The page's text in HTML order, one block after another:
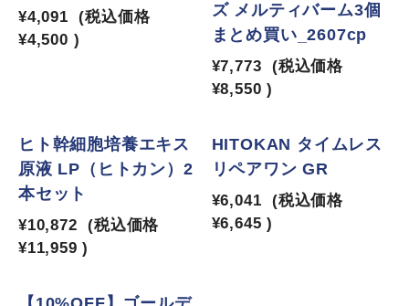
¥4,091
(税込価格
¥4,500 )
ズ メルティバーム3個
まとめ買い_2607cp
¥7,773
(税込価格
¥8,550 )
ヒト幹細胞培養エキス
原液 LP（ヒトカン）2
本セット
¥10,872
(税込価格
¥11,959 )
HITOKAN タイムレス
リペアワン GR
¥6,041
(税込価格
¥6,645 )